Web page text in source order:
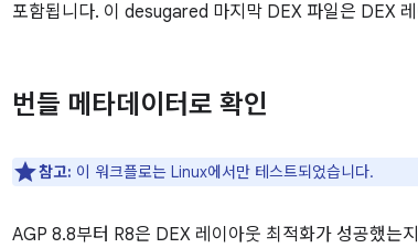
포함됩니다. 이 desugared 마지막 DEX 파일은 DEX
번들 메타데이터로 확인
참고: 이 워크플로는 Linux에서만 테스트되었습니다.
AGP 8.8부터 R8은 DEX 레이아웃 최적화가 성공했는